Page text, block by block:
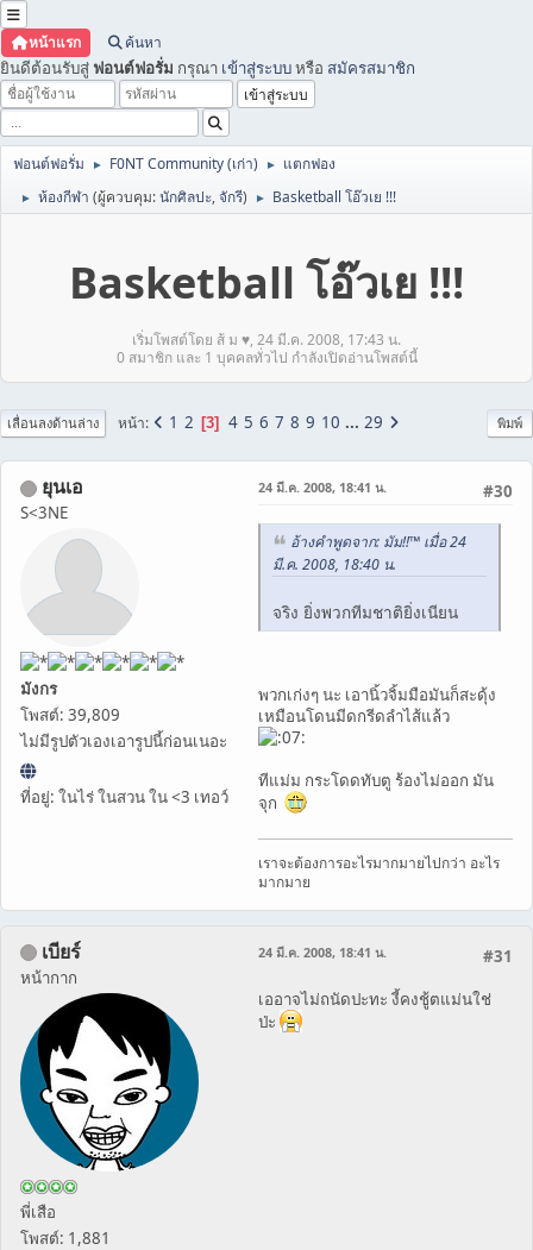
หน้าแรก ค้นหา
ยินดีต้อนรับสู่ ฟอนต์ฟอรั่ม กรุณา เข้าสู่ระบบหรือ สมัครสมาชิก
ฟอนต์ฟอรั่ม ► F0NT Community (เก่า) ► แตกฟอง
► ห้องกีฬา (ผู้ควบคุม:นักศิลปะ,จักรี) ► Basketball โอ๊วเย !!!
Basketball โอ๊วเย !!!
เริ่มโพสต์โดย ส้ ม ♥, 24 มี.ค. 2008, 17:43 น.
0 สมาชิก และ 1 บุคคลทั่วไป กำลังเปิดอ่านโพสต์นี้
พิมพ์
เลื่อนลงด้านล่าง หน้า 1 2 3 4 5 6 7 8 9 10 ... 29
ยุนเอ
S<3NE
มังกร
โพสต์: 39,809
ไม่มีรูปตัวเองเอารูปนี้ก่อนเนอะ
ที่อยู่: ในไร่ ในสวน ใน <3 เทอว์
#30
24 มี.ค. 2008, 18:41 น.
อ้างคำพูดจาก: มัม!!™ เมื่อ 24
มี.ค. 2008, 18:40 น.
จริง ยิ่งพวกทีมชาติยิ่งเนียน
พวกเก่งๆ นะ เอานิ้วจิ้มมือมันก็สะดุ้ง
เหมือนโดนมีดกรีดลำไส้แล้ว
ทีแม่ม กระโดดทับตู ร้องไม่ออก มัน
จุก
เราจะต้องการอะไรมากมายไปกว่า อะไร
มากมาย
เบียร์
หน้ากาก
พี่เสือ
โพสต์: 1,881
#31
24 มี.ค. 2008, 18:41 น.
เออาจไม่ถนัดปะทะ งี้คงชู้ตแม่นใช่
ป่ะ